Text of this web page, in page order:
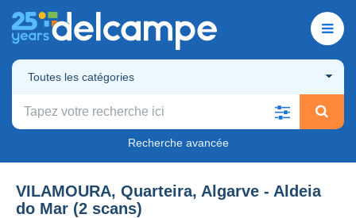
Toutes les catégories
Recherche avancée
VILAMOURA, Quarteira, Algarve - Aldeia
do Mar (2 scans)